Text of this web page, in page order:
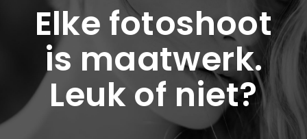
Elke fotoshoot
is maatwerk.
Leuk of niet?